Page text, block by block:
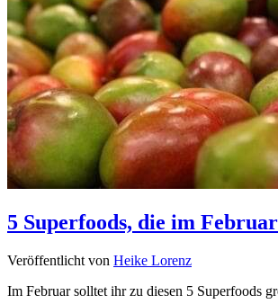
5 Superfoods, die im
Veröffentlicht von Heike Lorenz
Im Februar solltet ihr zu diesen 5 Superfoods